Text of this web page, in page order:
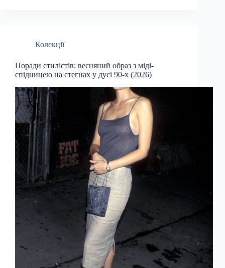
Колекції
Поради стилістів: весняний образ з міді-
спідницею на стегнах у дусі 90-х (2026)